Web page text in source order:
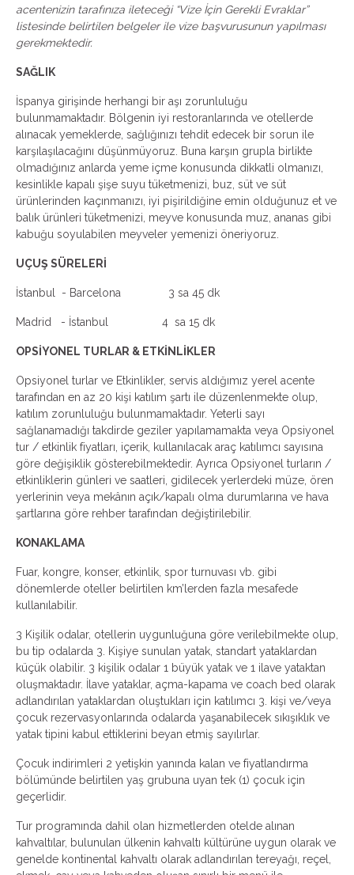
acentenizin tarafınıza ileteceği “Vize İçin Gerekli Evraklar”
listesinde belirtilen belgeler ile vize başvurusunun yapılması
gerekmektedir.
SAĞLIK
İspanya girişinde herhangi bir aşı zorunluluğu
bulunmamaktadır. Bölgenin iyi restoranlarında ve otellerde
alınacak yemeklerde, sağlığınızı tehdit edecek bir sorun ile
karşılaşılacağını düşünmüyoruz. Buna karşın grupla birlikte
olmadığınız anlarda yeme içme konusunda dikkatli olmanızı,
kesinlikle kapalı şişe suyu tüketmenizi, buz, süt ve süt
ürünlerinden kaçınmanızı, iyi pişirildiğine emin olduğunuz et ve
balık ürünleri tüketmenizi, meyve konusunda muz, ananas gibi
kabuğu soyulabilen meyveler yemenizi öneriyoruz.
UÇUŞ SÜRELERİ
İstanbul - Barcelona 3 sa 45 dk
Madrid - İstanbul 4 sa 15 dk
OPSİYONEL TURLAR & ETKİNLİKLER
Opsiyonel turlar ve Etkinlikler, servis aldığımız yerel acente
tarafından en az 20 kişi katılım şartı ile düzenlenmekte olup,
katılım zorunluluğu bulunmamaktadır. Yeterli sayı
sağlanamadığı takdirde geziler yapılamamakta veya Opsiyonel
tur / etkinlik fiyatları, içerik, kullanılacak araç katılımcı sayısına
göre değişiklik gösterebilmektedir. Ayrıca Opsiyonel turların /
etkinliklerin günleri ve saatleri, gidilecek yerlerdeki müze, ören
yerlerinin veya mekânın açık/kapalı olma durumlarına ve hava
şartlarına göre rehber tarafından değiştirilebilir.
KONAKLAMA
Fuar, kongre, konser, etkinlik, spor turnuvası vb. gibi
dönemlerde oteller belirtilen km’lerden fazla mesafede
kullanılabilir.
3 Kişilik odalar, otellerin uygunluğuna göre verilebilmekte olup,
bu tip odalarda 3. Kişiye sunulan yatak, standart yataklardan
küçük olabilir. 3 kişilik odalar 1 büyük yatak ve 1 ilave yataktan
oluşmaktadır. İlave yataklar, açma-kapama ve coach bed olarak
adlandırılan yataklardan oluştukları için katılımcı 3. kişi ve/veya
çocuk rezervasyonlarında odalarda yaşanabilecek sıkışıklık ve
yatak tipini kabul ettiklerini beyan etmiş sayılırlar.
Çocuk indirimleri 2 yetişkin yanında kalan ve fiyatlandırma
bölümünde belirtilen yaş grubuna uyan tek (1) çocuk için
geçerlidir.
Tur programında dahil olan hizmetlerden otelde alınan
kahvaltılar, bulunulan ülkenin kahvaltı kültürüne uygun olarak ve
genelde kontinental kahvaltı olarak adlandırılan tereyağı, reçel,